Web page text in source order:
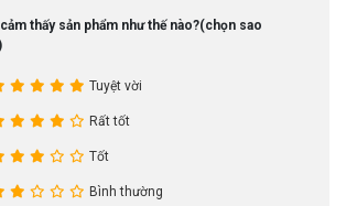
cảm thấy sản phẩm như thế nào?(chọn sao
Tuyệt vời
Rất tốt
Tốt
Bình thường